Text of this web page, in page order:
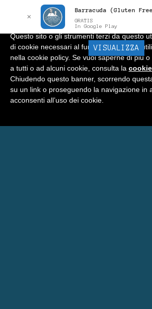
BARRACUDA
Home
Negozio
✕
Barracuda (Gluten
GRATIS
In Google Play
VISUALIZZA
Informativa
Questo sito o gli strumenti terzi da questo
di cookie necessari al funzionamento ed
nella cookie policy. Se vuoi saperne di più
a tutti o ad alcuni cookie, consulta la
Chiudendo questo banner, scorrendo
su un link o proseguendo la navigazione in
acconsenti all’uso dei cookie.